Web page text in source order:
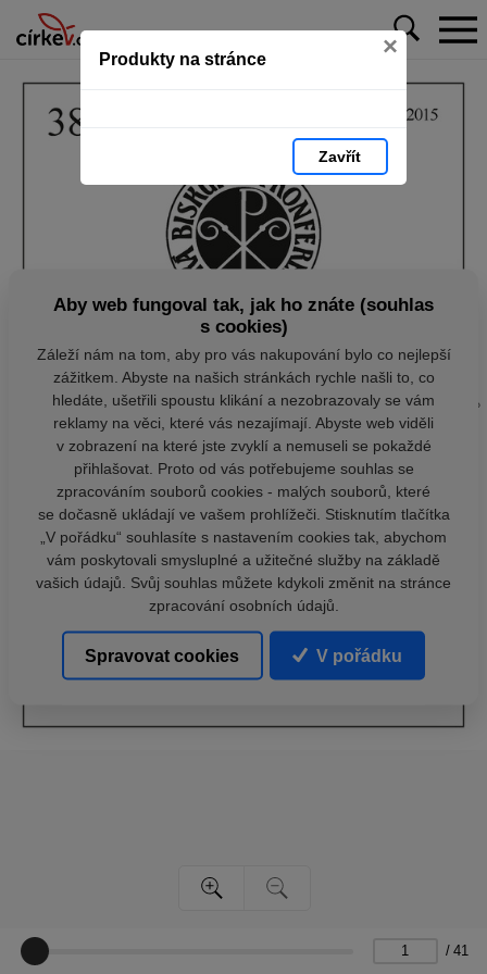
Produkty na stránce ×
Zavřít
/ 41
Aby web fungoval tak, jak ho znáte (souhlas
s cookies)
Záleží nám na tom, aby pro vás nakupování bylo co nejlepší
zážitkem. Abyste na našich stránkách rychle našli to, co
hledáte, ušetřili spoustu klikání a nezobrazovaly se vám
reklamy na věci, které vás nezajímají. Abyste web viděli
v zobrazení na které jste zvyklí a nemuseli se pokaždé
přihlašovat. Proto od vás potřebujeme souhlas se
zpracováním souborů cookies - malých souborů, které
se dočasně ukládají ve vašem prohlížeči. Stisknutím tlačítka
„V pořádku“ souhlasíte s nastavením cookies tak, abychom
vám poskytovali smysluplné a užitečné služby na základě
vašich údajů. Svůj souhlas můžete kdykoli změnit na stránce
zpracování osobních údajů.
Spravovat cookies V pořádku